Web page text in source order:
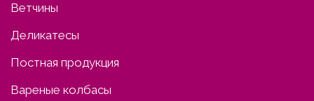
Ветчины
Деликатесы
Постная продукция
Вареные колбасы